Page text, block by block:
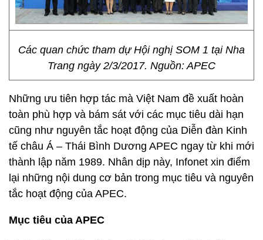
Các quan chức tham dự Hội nghị SOM 1 tại Nha
Trang ngày 2/3/2017. Nguồn: APEC
Những ưu tiên hợp tác mà Việt Nam đề xuất hoàn
toàn phù hợp và bám sát với các mục tiêu dài hạn
cũng như nguyên tắc hoạt động của Diễn đàn Kinh
tế châu Á – Thái Bình Dương APEC ngay từ khi mới
thành lập năm 1989. Nhân dịp này, Infonet xin điểm
lại những nội dung cơ bản trong mục tiêu và nguyên
tắc hoạt động của APEC.
Mục tiêu của APEC